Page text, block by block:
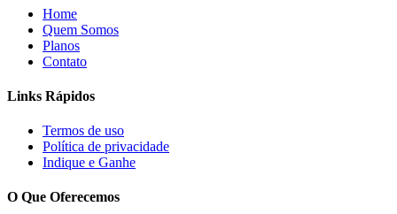
Home
Quem Somos
Planos
Contato
Links Rápidos
Termos de uso
Política de privacidade
Indique e Ganhe
O Que Oferecemos